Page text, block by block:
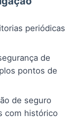
periódicas
de
pontos de
de seguro
com histórico